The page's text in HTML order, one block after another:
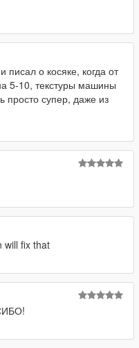
писал о косяке, когда от
5-10, текстуры машины
просто супер, даже из
will fix that